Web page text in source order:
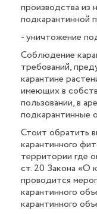
производства из
подкарантинной
- уничтожение
Соблюдение
требований,
карантине
имеющих в
пользовании, в
подкарантинные
Стоит обратить
карантинного
территории где
ст. 20 Закона «О
проводится
карантинного
карантинного